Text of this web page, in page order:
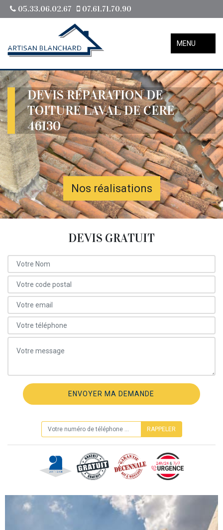
05.33.06.02.67 07.61.71.70.90
MENU
DEVIS RÉPARATION DE
TOITURE LAVAL DE CERE
46130
Nos réalisations
DEVIS GRATUIT